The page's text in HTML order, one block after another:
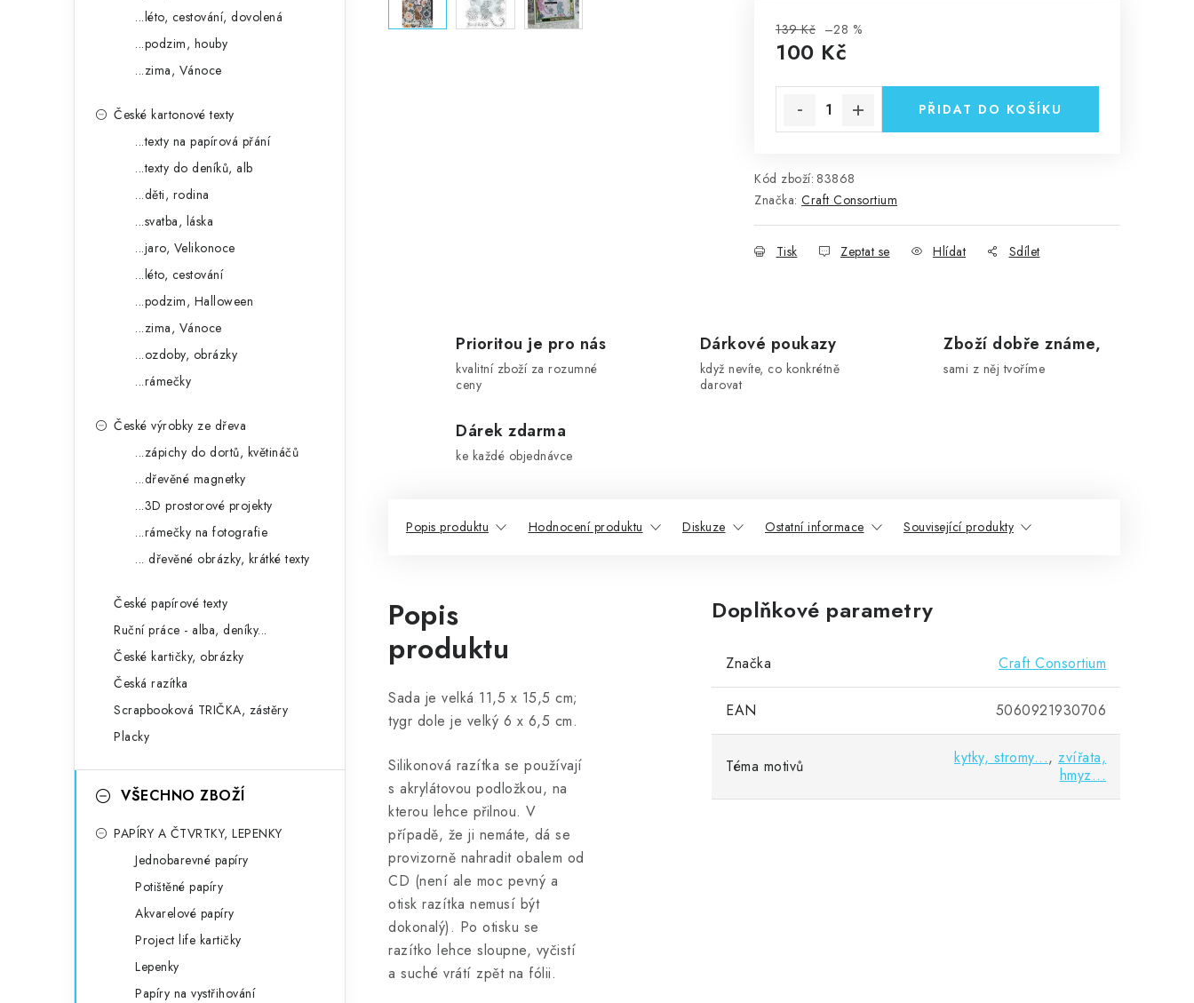
...léto, cestování, dovolená
...podzim, houby
...zima, Vánoce
České kartonové texty
...texty na papírová přání
...texty do deníků, alb
...děti, rodina
...svatba, láska
...jaro, Velikonoce
...léto, cestování
...podzim, Halloween
...zima, Vánoce
...ozdoby, obrázky
...rámečky
České výrobky ze dřeva
...zápichy do dortů, květináčů
...dřevěné magnetky
...3D prostorové projekty
...rámečky na fotografie
... dřevěné obrázky, krátké texty
České papírové texty
Ruční práce - alba, deníky...
České kartičky, obrázky
Česká razítka
Scrapbooková TRIČKA, zástěry
Placky
VŠECHNO ZBOŽÍ
PAPÍRY A ČTVRTKY, LEPENKY
Jednobarevné papíry
Potištěné papíry
Akvarelové papíry
Project life kartičky
Lepenky
Papíry na vystřihování
139 Kč –28 %
100 Kč
PŘIDAT DO KOŠÍKU
Kód zboží: 83868
Značka: Craft Consortium
Tisk Zeptat se Hlídat Sdílet
Prioritou je pro nás
kvalitní zboží za rozumné
ceny
Dárkové poukazy
když nevíte, co konkrétně
darovat
Zboží dobře známe,
sami z něj tvoříme
Dárek zdarma
ke každé objednávce
Popis produktu Hodnocení produktu Diskuze Ostatní informace Související produkty
Popis
produktu
Sada je velká 11,5 x 15,5 cm;
tygr dole je velký 6 x 6,5 cm.
Silikonová razítka se používají
s akrylátovou podložkou, na
kterou lehce přilnou. V
případě, že ji nemáte, dá se
provizorně nahradit obalem od
CD (není ale moc pevný a
otisk razítka nemusí být
dokonalý). Po otisku se
razítko lehce sloupne, vyčistí
a suché vrátí zpět na fólii.
Doplňkové parametry
Značka Craft Consortium
EAN 5060921930706
Téma motivů kytky, stromy..., zvířata,
hmyz...